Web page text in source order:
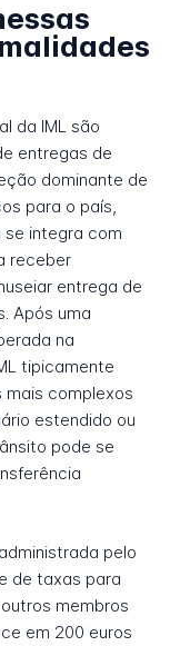
da IML são
entregas de
dominante de
para o país,
se integra com
receber
entrega de
Após uma
na
tipicamente
mais complexos
estendido ou
pode se
pelo
de taxas para
membros
em 200 euros